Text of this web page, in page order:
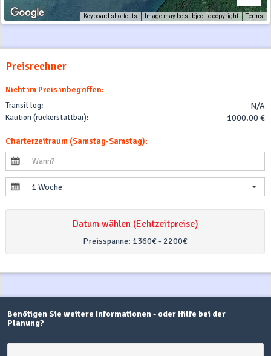
Keyboard shortcuts Image may be subject to copyright Terms
Preisrechner
Nicht im Preis inbegriffen:
Transit log: N/A
Kaution (rückerstattbar): 1000.00 €
Charterzeitraum (Samstag-Samstag):
1 Woche
Datum wählen (Echtzeitpreise)
Preisspanne: 1360€ - 2200€
Benötigen Sie weitere Informationen - oder Hilfe bei der
Planung?